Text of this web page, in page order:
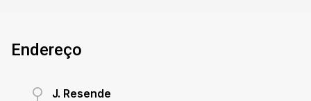
Endereço
J. Resende